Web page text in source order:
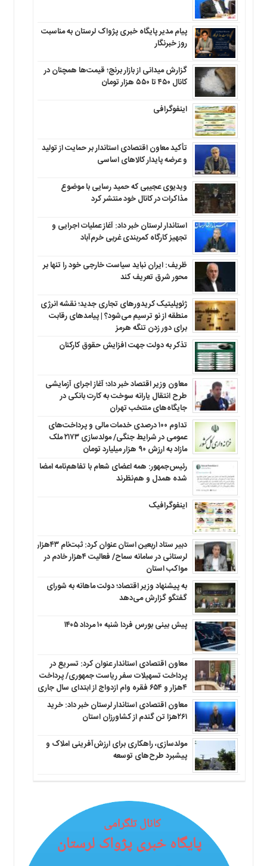
پیام مدیر پایگاه خبری پژواک لرستان به مناسبت
روز خبرنگار
گزارش میدانی از بازار برنج؛ قیمت‌ها همچنان در
کانال ۴۵۰ تا ۵۵۰ هزار تومان
اینفوگرافی
تأکید معاون اقتصادی استاندار بر حمایت از تولید
و عرضه پایدار کالاهای اساسی
ویدیوی عجیبی که حمید رسایی با موضوع
مذاکرات در کانال خود منتشر کرد
استاندار لرستان خبر داد: آغاز عملیات اجرایی و
تجهیز کارگاه کمربندی غربی خرم‌آباد
ظریف: ایران نباید سیاست خارجی خود را تنها بر
محور شرق تعریف کند
ژئوپلیتیک کریدورهای تجاری جدید؛ نقشه انرژی
منطقه‌ از نو ترسیم می‌شود؟ | پیامدهای رقابت
برای دور زدن تنگه هرمز
تذکر به دولت جهت افزایش حقوق کارکنان ‌
معاون وزیر اقتصاد خبر داد؛ آغاز اجرای آزمایشی
طرح انتقال یارانه سوخت به کارت بانکی در
جایگاه‌های منتخب تهران
تداوم ۱۰۰ درصدی خدمات مالی و پرداخت‌های
عمومی در شرایط جنگی/ مولدسازی ۲۱۷۳ ملک
مازاد به ارزش ۹۰ هزار میلیارد تومان
رئیس‌جمهور: همه اعضای شعام با تفاهم‌نامه امضا
شده همدل و هم‌نظرند
اینفوگرافیک
دبیر ستاد اربعین استان عنوان کرد: ثبت‌نام ۴۳هزار
لرستانی در سامانه سماح/ فعالیت ۴هزار خادم در
مواکب استان
به پیشنهاد وزیر اقتصاد؛ دولت ماهانه به شورای
گفتگو گزارش می‌دهد
پیش بینی بورس فردا شنبه ۱۰ مرداد ۱۴۰۵
معاون اقتصادی استاندار عنوان کرد: تسریع در
پرداخت تسهیلات سفر ریاست جمهوری/ پرداخت
۴هزار و ۶۵۴ فقره وام ازدواج از ابتدای سال جاری
معاون اقتصادی استاندار لرستان خبر داد: خرید
۲۶۱هزا تن گندم از کشاورزان استان
مولدسازی، راهکاری برای ارزش‌آفرینی املاک و
پیشبرد طرح‌های توسعه